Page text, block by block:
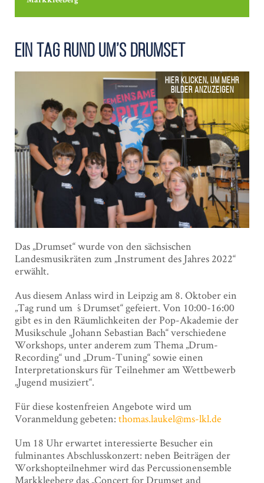
Ein Tag rund um’s Drumset
Das „Drumset“ wurde von den sächsischen
Landesmusikräten zum „Instrument des Jahres 2022“
erwählt.
Aus diesem Anlass wird in Leipzig am 8. Oktober ein
„Tag rund um´s Drumset“ gefeiert. Von 10:00-16:00
gibt es in den Räumlichkeiten der Pop-Akademie der
Musikschule „Johann Sebastian Bach“ verschiedene
Workshops, unter anderem zum Thema „Drum-
Recording“ und „Drum-Tuning“ sowie einen
Interpretationskurs für Teilnehmer am Wettbewerb
„Jugend musiziert“.
Für diese kostenfreien Angebote wird um
Voranmeldung gebeten: thomas.laukel@ms-lkl.de
Um 18 Uhr erwartet interessierte Besucher ein
fulminantes Abschlusskonzert: neben Beiträgen der
Workshopteilnehmer wird das Percussionensemble
Markkleeberg das „Concert for Drumset and